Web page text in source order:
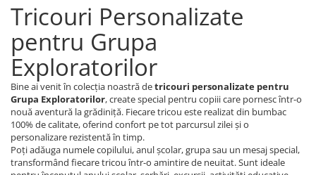
Tricouri Personalizate
pentru Grupa
Exploratorilor
Bine ai venit în colecția noastră detricouri personalizate pentru
Grupa Exploratorilor, create special pentru copiii care pornesc într-o
nouă aventură la grădiniță. Fiecare tricou este realizat din bumbac
100% de calitate, oferind confort pe tot parcursul zilei și o
personalizare rezistentă în timp.
Poți adăuga numele copilului, anul școlar, grupa sau un mesaj special,
transformând fiecare tricou într-o amintire de neuitat. Sunt ideale